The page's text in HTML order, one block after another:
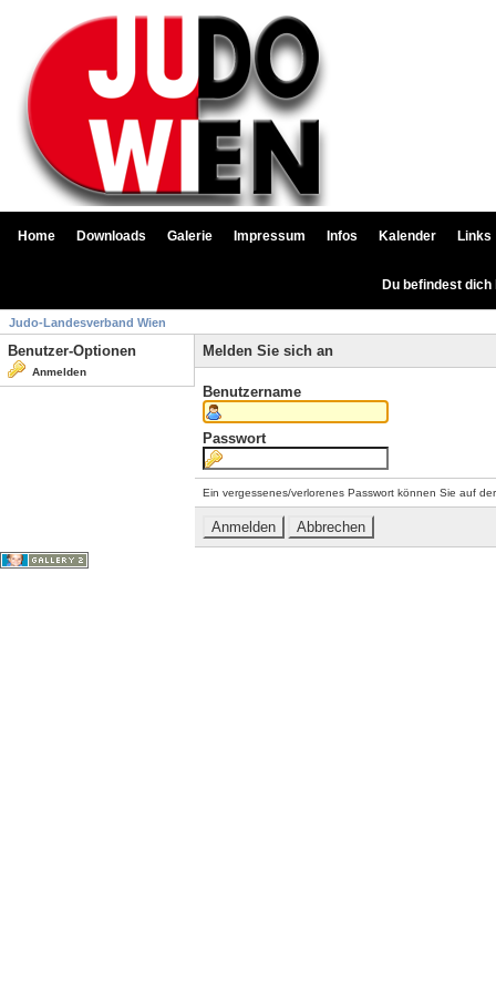
Home Downloads Galerie Impressum Infos Kalender Links
Du befindest
Judo-Landesverband Wien
Benutzer-Optionen
Anmelden
Melden Sie sich an
Benutzername
Passwort
Ein vergessenes/verlorenes Passwort können Sie auf